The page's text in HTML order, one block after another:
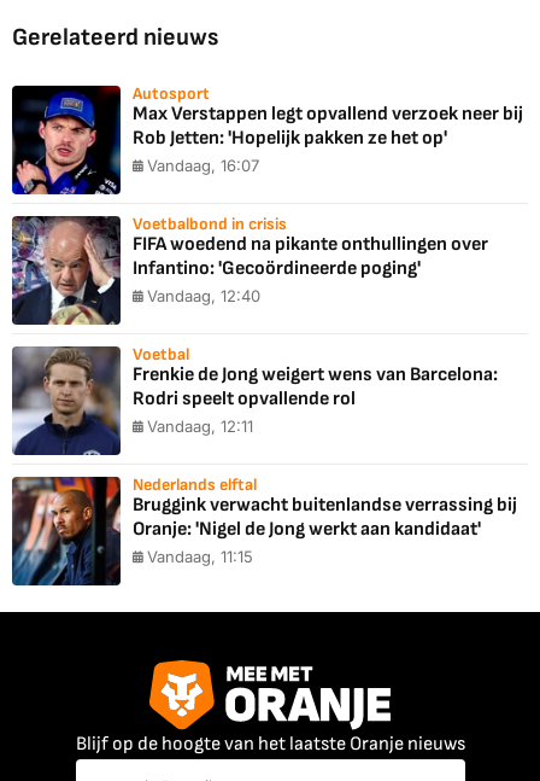
Gerelateerd nieuws
Autosport
Max Verstappen legt opvallend verzoek neer bij
Rob Jetten: 'Hopelijk pakken ze het op'
Vandaag, 16:07
Voetbalbond in crisis
FIFA woedend na pikante onthullingen over
Infantino: 'Gecoördineerde poging'
Vandaag, 12:40
Voetbal
Frenkie de Jong weigert wens van Barcelona:
Rodri speelt opvallende rol
Vandaag, 12:11
Nederlands elftal
Bruggink verwacht buitenlandse verrassing bij
Oranje: 'Nigel de Jong werkt aan kandidaat'
Vandaag, 11:15
Blijf op de hoogte van het laatste Oranje nieuws